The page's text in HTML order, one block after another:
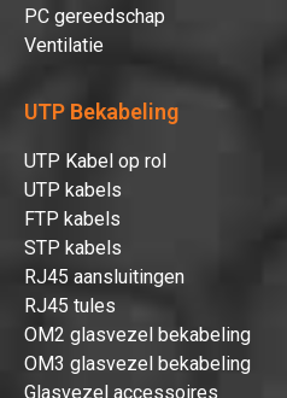
PC gereedschap
Ventilatie
UTP Bekabeling
UTP Kabel op rol
UTP kabels
FTP kabels
STP kabels
RJ45 aansluitingen
RJ45 tules
OM2 glasvezel bekabeling
OM3 glasvezel bekabeling
Glasvezel accessoires
Dit product is
aan uw